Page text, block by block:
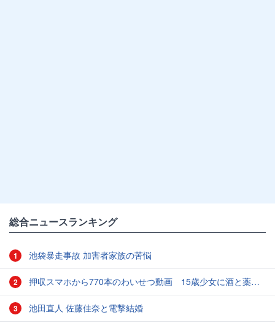
総合ニュースランキング
1 池袋暴走事故 加害者家族の苦悩
2 押収スマホから770本のわいせつ動画 15歳少女に酒と薬飲ませ性的暴行か 54歳男を再逮捕 「薬もありますよ」とSNSで誘い出し
3 池田直人 佐藤佳奈と電撃結婚